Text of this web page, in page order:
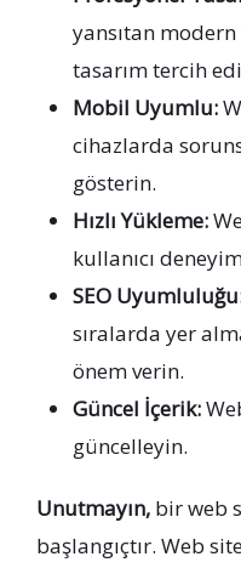
yansıtan
tasarım tercih
Mobil Uyumlu:
cihazlarda
gösterin.
Hızlı Yükleme:
kullanıcı
SEO
sıralarda yer
önem verin.
Güncel İçerik:
güncelleyin.
Unutmayın, bir web
başlangıçtır. Web